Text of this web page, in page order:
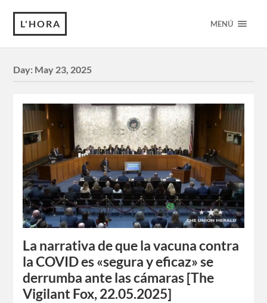
L'HORA MENÚ
Day: May 23, 2025
La narrativa de que la vacuna contra
la COVID es «segura y eficaz» se
derrumba ante las cámaras [The
Vigilant Fox, 22.05.2025]